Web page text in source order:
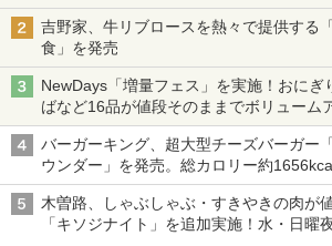
吉野家、牛リブロースを熱々で提供する
食」を発売
NewDays「増量フェス」を実施！おにぎ
ばなど16品が値段そのままでボリューム
バーガーキング、超大型チーズバーガー
ウンダー」を発売。総カロリー約
木曽路、しゃぶしゃぶ・すきやきの肉が
「キソジナイト」を追加実施！水・日曜